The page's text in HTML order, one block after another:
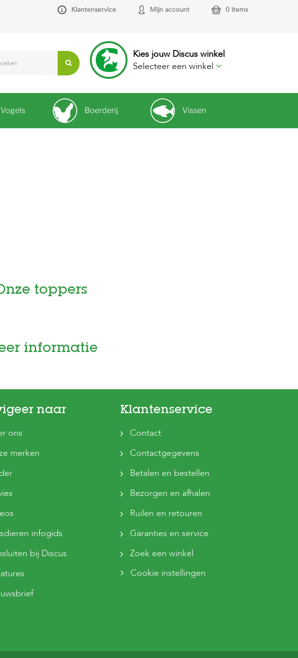
Klantenservice Mijn account 0 items
Kies jouw Discus winkel
Selecteer een winkel
Vogels Boerderij Vissen
toppers
informatie
naar
ons
merken
infogids
bij Discus
Klantenservice
Contact
Contactgegevens
Betalen en bestellen
Bezorgen en afhalen
Ruilen en retouren
Garanties en service
Zoek een winkel
Cookie instellingen